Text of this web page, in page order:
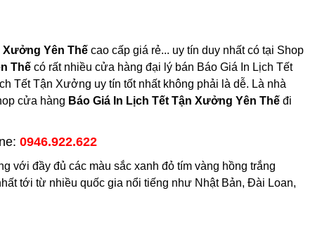
Xưởng Yên Thếcao cấp giá rẻ... uy tín duy nhất có tại Shop
Thếcó rất nhiều cửa hàng đại lý bán Báo Giá In Lịch Tết
Tết Tận Xưởng uy tín tốt nhất không phải là dễ. Là nhà
cửa hàng Báo Giá In Lịch Tết Tận Xưởng Yên Thếđi
0946.922.622
với đầy đủ các màu sắc xanh đỏ tím vàng hồng trắng
tới từ nhiều quốc gia nổi tiếng như Nhật Bản, Đài Loan,